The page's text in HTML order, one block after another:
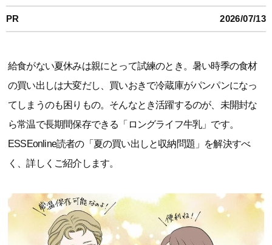
PR 2026/07/13
給食がない夏休みは親にとって試練のとき。暑い時季の食材
の買い出しは大変だし、買いおきで冷蔵庫がパンパンになっ
てしまうのも困りもの。そんなとき活躍するのが、未開封な
ら常温で長期間保存できる「ロングライフ牛乳」です。
ESSEonline読者の「夏の買い出しと収納問題」を解決すべ
く、詳しくご紹介します。